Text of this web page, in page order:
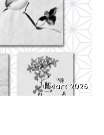
1 Mart 2026